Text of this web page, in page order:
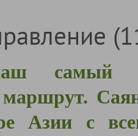
самый
Азии c